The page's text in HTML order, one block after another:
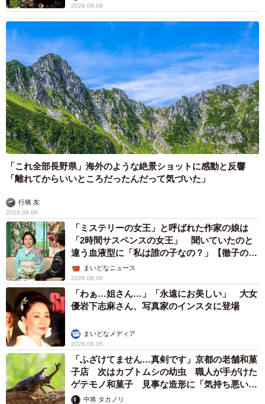
2026.08.06
「これ全部長野県」海外のような絶景ショットに感動と反響
「離れてからいいところだったんだって気づいた」
行橋 友
2026.08.06
「ミステリーの女王」と呼ばれた作家の娘は
「2時間サスペンスの女王」 聞いていたのと
違う血液型に「私は誰の子なの？」【徹子の部
屋】まいどなニュース
2026.08.06
「わぁ…姐さん…」「永遠にお美しい」 大女
優岩下志麻さん、写真家のインスタに登場
まいどなメディア
2026.08.05
「ふざけてません…真剣です」京都の老舗和菓
子店 次はカブトムシの幼虫 職人が手がけた
ゲテモノ和菓子 見事な造形に「気持ち悪いく
らいリアル」
中将 タカノリ